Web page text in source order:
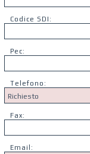
Codice SDI:
Pec:
Telefono:
Fax:
Email: